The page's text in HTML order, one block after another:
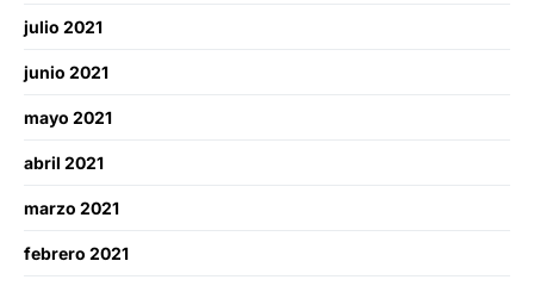
julio 2021
junio 2021
mayo 2021
abril 2021
marzo 2021
febrero 2021